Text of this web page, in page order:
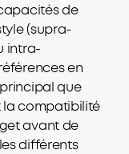
de
(supra-
intra-
en
que
la compatibilité
avant de
différents